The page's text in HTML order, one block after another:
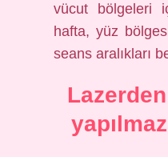
vücut bölgeleri
hafta, yüz
seans aralıkları